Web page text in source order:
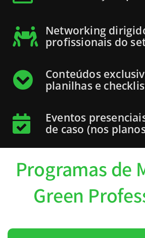
Networking
profissionais do
Conteúdos
planilhas e
Eventos
de caso (nos
Programas de
Green